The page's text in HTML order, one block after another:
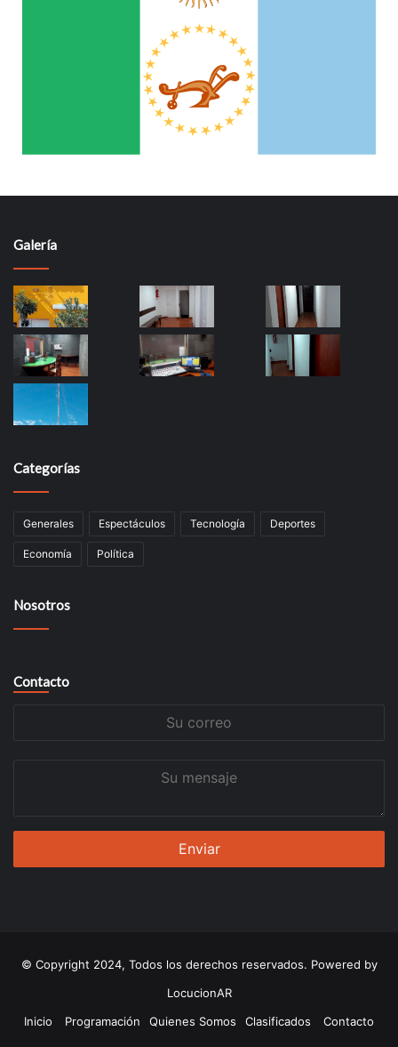
Galería
Categorías
Generales Espectáculos Tecnología Deportes
Economía Política
Nosotros
Contacto
© Copyright 2024, Todos los derechos reservados. Powered by
LocucionAR
Inicio
Programación Quienes Somos Clasificados Contacto